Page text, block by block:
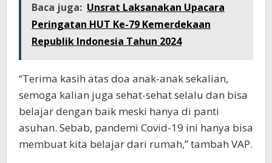
Baca juga: Unsrat Laksanakan Upacara
Peringatan HUT Ke-79 Kemerdekaan
Republik Indonesia Tahun 2024
“Terima kasih atas doa anak-anak sekalian,
semoga kalian juga sehat-sehat selalu dan bisa
belajar dengan baik meski hanya di panti
asuhan. Sebab, pandemi Covid-19 ini hanya bisa
membuat kita belajar dari rumah,” tambah VAP.